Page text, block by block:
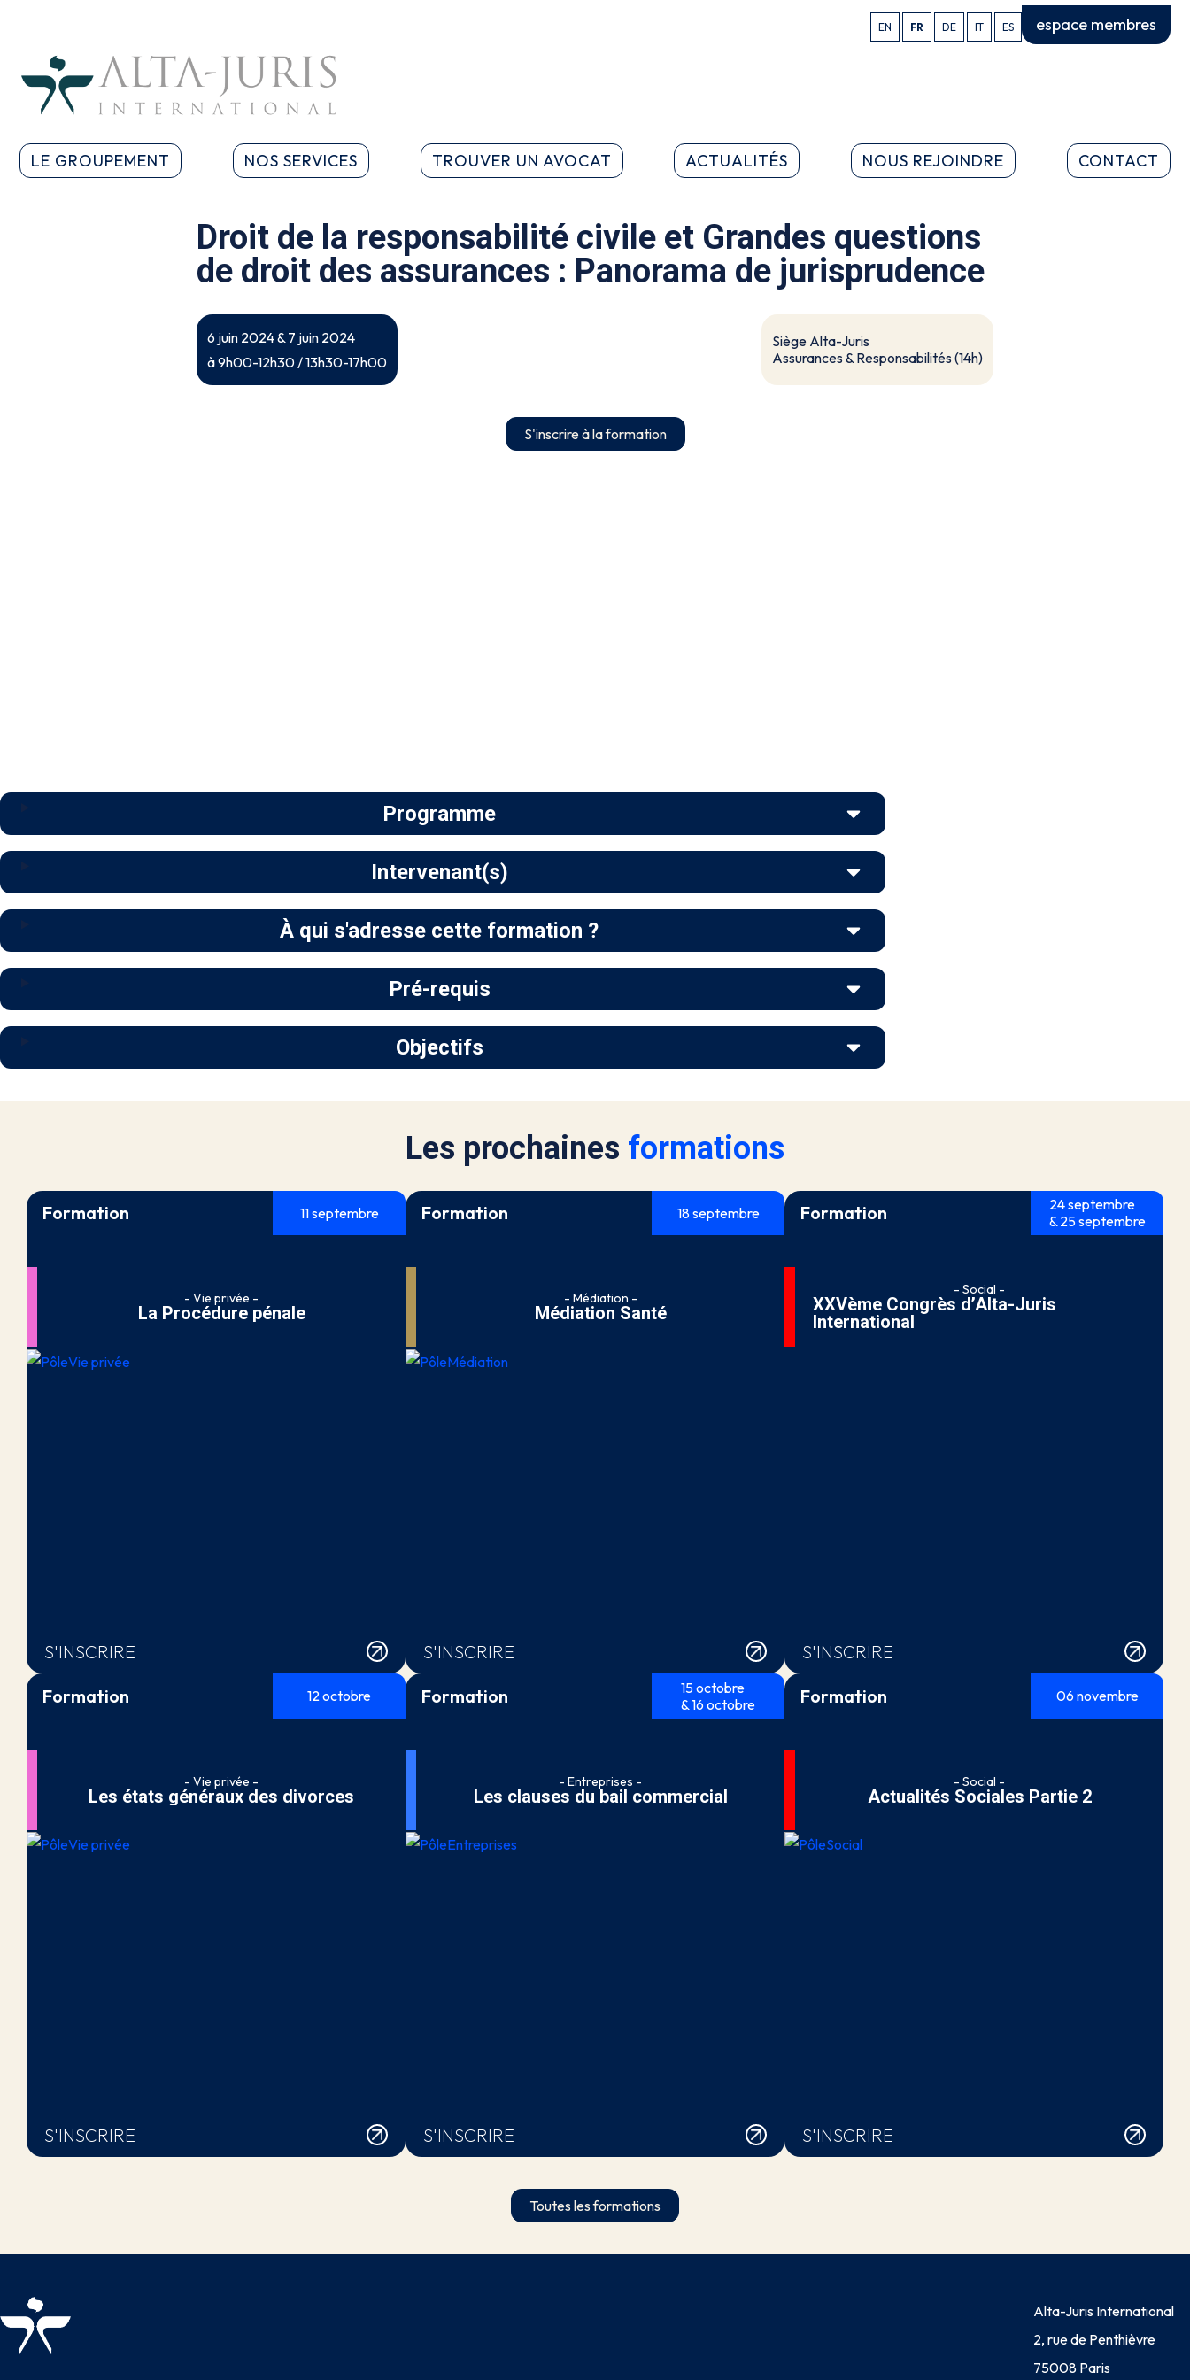
EN FR DE IT ES espace membres
LE GROUPEMENT NOS SERVICES TROUVER UN AVOCAT ACTUALITÉS NOUS REJOINDRE CONTACT
Droit de la responsabilité civile et Grandes questions
de droit des assurances : Panorama de jurisprudence
6 juin 2024 & 7 juin 2024
à 9h00-12h30 / 13h30-17h00
Siège Alta-Juris
Assurances & Responsabilités (14h)
S'inscrire à la formation
Programme
Intervenant(s)
À qui s'adresse cette formation ?
Pré-requis
Objectifs
Les prochaines formations
Formation 11 septembre
- Vie privée -
La Procédure pénale
S'INSCRIRE
Formation 18 septembre
- Médiation -
Médiation Santé
S'INSCRIRE
Formation
24 septembre
& 25 septembre
- Social -
XXVème Congrès d’Alta-Juris
International
S'INSCRIRE
Formation
12 octobre
- Vie privée -
Les états généraux des divorces
S'INSCRIRE
Formation
15 octobre
& 16 octobre
- Entreprises -
Les clauses du bail commercial
S'INSCRIRE
Formation 06 novembre
- Social -
Actualités Sociales Partie 2
S'INSCRIRE
Toutes les formations
Alta-Juris International
2, rue de Penthièvre
75008 Paris